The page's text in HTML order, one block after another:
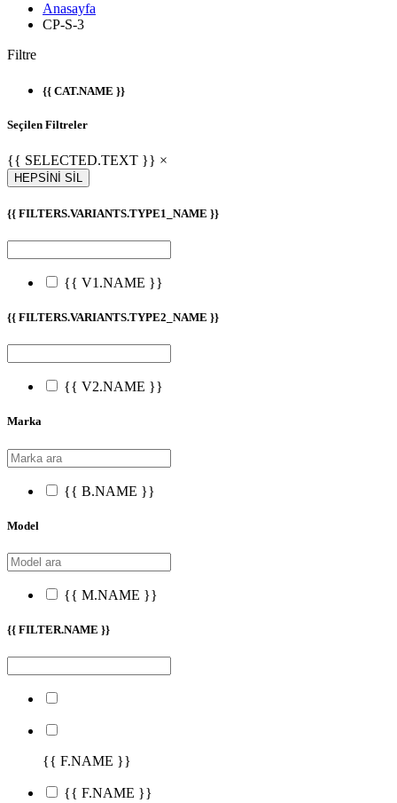
Anasayfa
CP-S-3
Filtre
{{ CAT.NAME }}
Seçilen Filtreler
{{ SELECTED.TEXT }} ×
HEPSİNİ SİL
{{ FILTERS.VARIANTS.TYPE1_NAME }}
{{ V1.NAME }}
{{ FILTERS.VARIANTS.TYPE2_NAME }}
{{ V2.NAME }}
Marka
{{ B.NAME }}
Model
{{ M.NAME }}
{{ FILTER.NAME }}
{{ F.NAME }}
{{ F.NAME }}